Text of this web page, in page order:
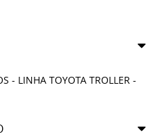
- LINHA TOYOTA TROLLER -